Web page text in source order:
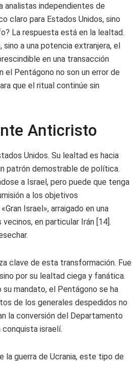
analistas independientes de
claro para Estados Unidos, sino
La respuesta está en la lealtad.
a una potencia extranjera, el
en una transacción
el Pentágono no son un error de
que el ritual continúe sin
Anticristo
Unidos. Su lealtad es hacia
patrón demostrable de política.
a Israel, pero puede que tenga
a los objetivos
Israel», arraigado en una
en particular Irán [14].
clave de esta transformación. Fue
por su lealtad ciega y fanática.
mandato, el Pentágono se ha
de los generales despedidos no
la conversión del Departamento
conquista israelí.
la guerra de Ucrania, este tipo de